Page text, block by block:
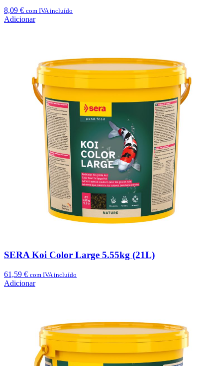
8,09 € com IVA incluído
Adicionar
SERA Koi Color Large 5.55kg (21L)
61,59 € com IVA incluído
Adicionar